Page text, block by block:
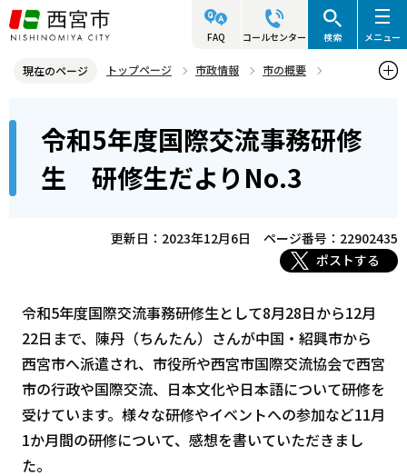
こ
の
ジ
頭
FAQ コールセンター 検索 メニュー
現在のページ トップページ 市政情報
市の概要
国際交流事務研修生 研修生だより
令和5年度国際交流事務研修生 研修生だよりNo.3
令和5年度国際交流事務研修
生 研修生だよりNo.3
更新日：2023年12月6日
ページ番号：22902435
ポストする
令和5年度国際交流事務研修生として8月28日から12月
22日まで、陳丹（ちんたん）さんが中国・紹興市から
西宮市へ派遣され、市役所や西宮市国際交流協会で西宮
市の行政や国際交流、日本文化や日本語について研修を
受けています。様々な研修やイベントへの参加など11月
1か月間の研修について、感想を書いていただきまし
た。